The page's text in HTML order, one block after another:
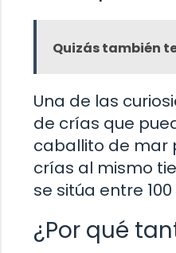
Quizás también
Una de las
de crías que
caballito de mar
crías al mismo
se sitúa entre
¿Por qué